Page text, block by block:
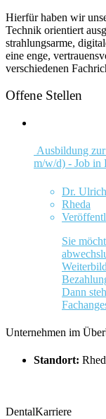
Hierfür haben wir
Technik orientiert
strahlungsarme,
eine enge,
verschiedenen
Offene Stellen
Ausbildung
m/w/d) - Job in
Dr. Ulrich
Rheda
Sie
Dann
Unternehmen im
Standort:
DentalKarriere